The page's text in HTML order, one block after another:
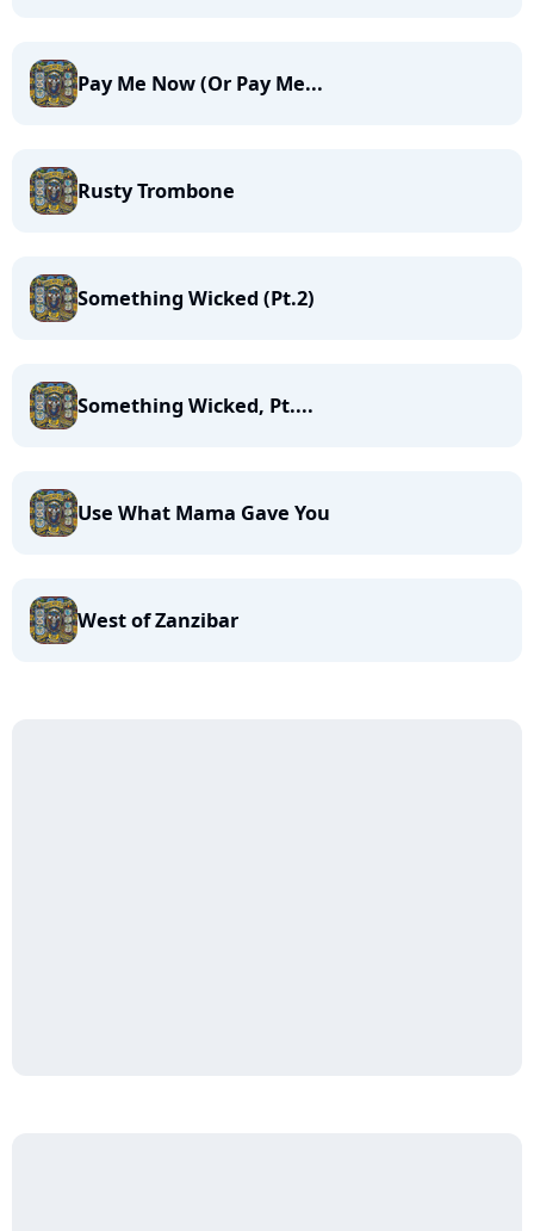
Pay Me Now (Or Pay Me...
Rusty Trombone
Something Wicked (Pt.2)
Something Wicked, Pt....
Use What Mama Gave You
West of Zanzibar